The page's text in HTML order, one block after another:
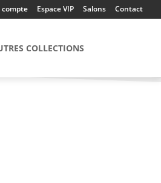
compte Espace VIP Salons Contact
COLLECTIONS